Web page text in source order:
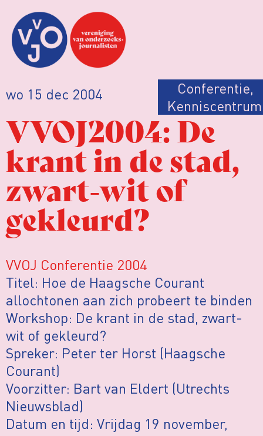
wo 15 dec 2004 Conferentie,
Kenniscentrum
VVOJ2004: De
krant in de stad,
zwart-wit of
gekleurd?
VVOJ Conferentie 2004
Titel: Hoe de Haagsche Courant
allochtonen aan zich probeert te binden
Workshop: De krant in de stad, zwart-
wit of gekleurd?
Spreker: Peter ter Horst (Haagsche
Courant)
Voorzitter: Bart van Eldert (Utrechts
Nieuwsblad)
Datum en tijd: Vrijdag 19 november,